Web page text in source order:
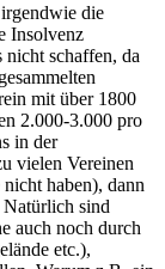
die
Insolvenz
nicht schaffen, da
mit über 1800
2.000-3.000 pro
in der
vielen Vereinen
haben), dann
sind
auch noch durch
etc.),